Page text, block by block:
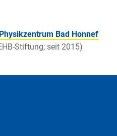
Bad Honnef
Stiftung; seit 2015)